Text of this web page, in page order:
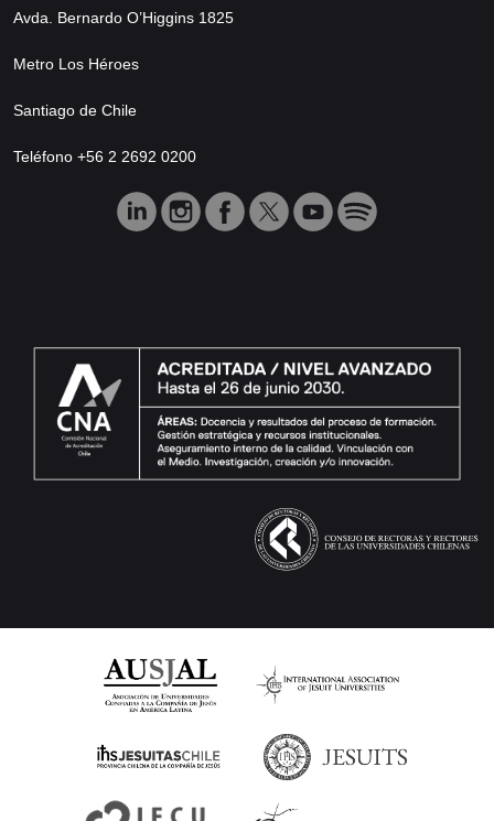
Avda. Bernardo O’Higgins 1825
Metro Los Héroes
Santiago de Chile
Teléfono +56 2 2692 0200